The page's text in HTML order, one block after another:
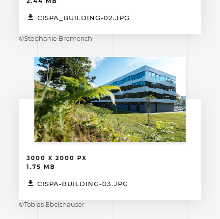
CISPA_BUILDING-02.JPG
©Stephanie Bremerich
3000 X 2000 PX
1.75 MB
CISPA-BUILDING-03.JPG
©Tobias Ebelshäuser